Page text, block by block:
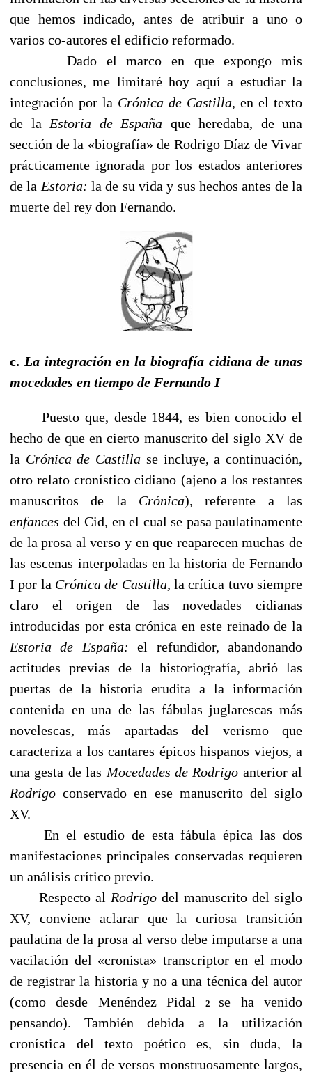
que hemos indicado, antes de atribuir a uno o
varios co-autores el edificio reformado.
Dado el marco en que expongo mis
conclusiones, me limitaré hoy aquí a estudiar la
integración por la Crónica de Castilla, en el texto
de la Estoria de España que heredaba, de una
sección de la «biografía» de Rodrigo Díaz de Vivar
prácticamente ignorada por los estados anteriores
de la Estoria:la de su vida y sus hechos antes de la
muerte del rey don Fernando.
c. La integración en la biografía cidiana de unas
mocedades en tiempo de Fernando I
Puesto que, desde 1844, es bien conocido el
hecho de que en cierto manuscrito del siglo XV de
la Crónica de Castilla se incluye, a continuación,
otro relato cronístico cidiano (ajeno a los restantes
manuscritos de la Crónica), referente a las
enfances del Cid, en el cual se pasa paulatinamente
de la prosa al verso y en que reaparecen muchas de
las escenas interpoladas en la historia de Fernando
I por la Crónica de Castilla, la crítica tuvo siempre
claro el origen de las novedades cidianas
introducidas por esta crónica en este reinado de la
Estoria de España:el refundidor, abandonando
actitudes previas de la historiografía, abrió las
puertas de la historia erudita a la información
contenida en una de las fábulas juglarescas más
novelescas, más apartadas del verismo que
caracteriza a los cantares épicos hispanos viejos, a
una gesta de las Mocedades de Rodrigo anterior al
Rodrigoconservado en ese manuscrito del siglo
XV.
En el estudio de esta fábula épica las dos
manifestaciones principales conservadas requieren
un análisis crítico previo.
Respecto al Rodrigo del manuscrito del siglo
XV, conviene aclarar que la curiosa transición
paulatina de la prosa al verso debe imputarse a una
vacilación del «cronista» transcriptor en el modo
de registrar la historia y no a una técnica del autor
(como desde Menéndez Pidal2se ha venido
pensando). También debida a la utilización
cronística del texto poético es, sin duda, la
presencia en él de versos monstruosamente largos,